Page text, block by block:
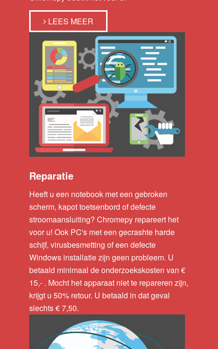
LEES MEER
Reparatie
Heeft u een notebook met een gebroken
scherm, kapot toetsenbord of defecte
stroomaansluiting? Chromepy repareert het
voor u! Ook PC's met een gecrashte harde
schijf, virusbesmetting of een defecte
Windows installatie zijn geen probleem. U
betaald minimaal de onderzoekskosten van €
15,- . Mocht het apparaat niet te repareren zijn,
krijgt u 50% retour. U betaald in dat geval
slechts € 7,50.